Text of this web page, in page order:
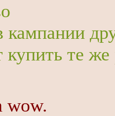
кампании
купить те же
wow.